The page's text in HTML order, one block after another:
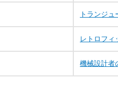
トランジ
レトロフィ
機械設計者